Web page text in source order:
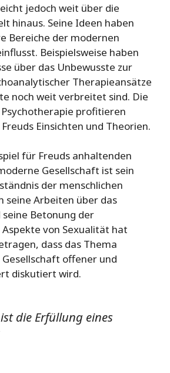
jedoch weit über die
hinaus. Seine Ideen haben
Bereiche der modernen
Beispielsweise haben
über das Unbewusste zur
Therapieansätze
noch weit verbreitet sind. Die
Psychotherapie profitieren
Einsichten und Theorien.
für Freuds anhaltenden
Gesellschaft ist sein
der menschlichen
seine Arbeiten über das
seine Betonung der
Aspekte von Sexualität hat
dass das Thema
offener und
diskutiert wird.
die Erfüllung eines